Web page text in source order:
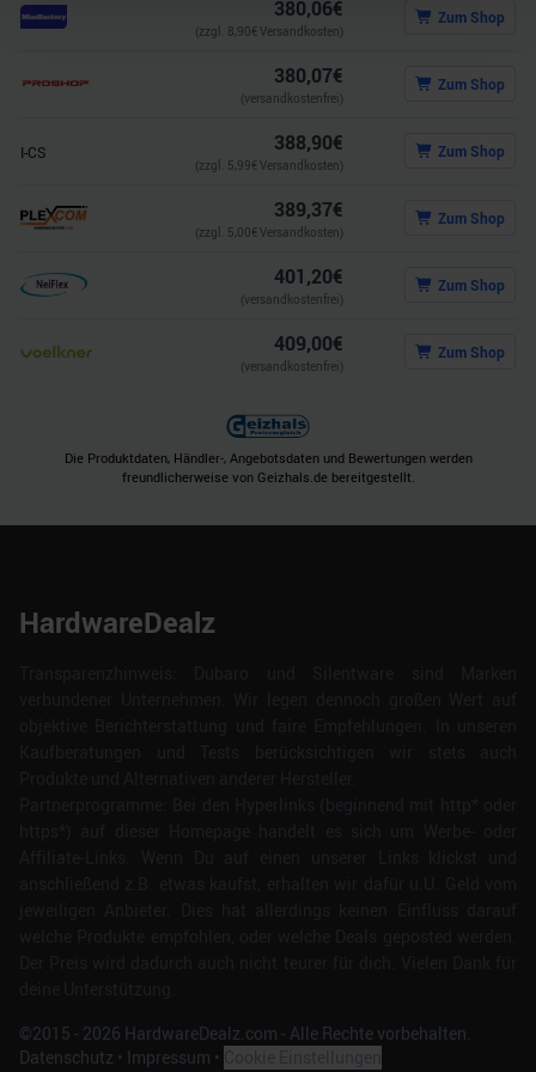
personalisieren, Funktionen für soziale Medien anbieten
zu können und die Zugriffe auf unsere Website zu
analysieren. Außerdem geben wir Informationen zu Ihrer
Verwendung unserer Website an unsere Partner für
Partner führen diese Informationen möglicherweise mit
haben oder die sie im Rahmen Ihrer Nutzung der Dienste
380,06€
(zzgl. 8,90€ Versandkosten)
Zum Shop
380,07€
(versandkostenfrei)
Zum Shop
I-CS 388,90€
(zzgl. 5,99€ Versandkosten)
Zum Shop
389,37€
(zzgl. 5,00€ Versandkosten)
Zum Shop
401,20€
(versandkostenfrei)
Zum Shop
409,00€
(versandkostenfrei)
Zum Shop
Die Produktdaten, Händler-, Angebotsdaten und Bewertungen werden
freundlicherweise von Geizhals.de bereitgestellt.
HardwareDealz
©2015 - 2026 HardwareDealz.com - Alle Rechte vorbehalten.
Datenschutz • Impressum •